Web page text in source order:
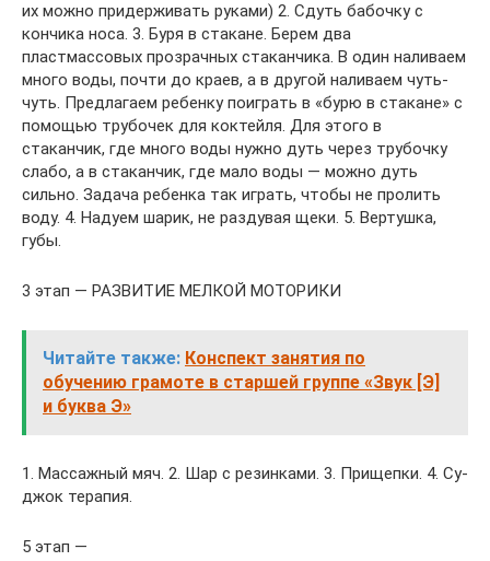
их можно придерживать руками) 2. Сдуть бабочку с
кончика носа. 3. Буря в стакане. Берем два
пластмассовых прозрачных стаканчика. В один наливаем
много воды, почти до краев, а в другой наливаем чуть-
чуть. Предлагаем ребенку поиграть в «бурю в стакане» с
помощью трубочек для коктейля. Для этого в
стаканчик, где много воды нужно дуть через трубочку
слабо, а в стаканчик, где мало воды — можно дуть
сильно. Задача ребенка так играть, чтобы не пролить
воду. 4. Надуем шарик, не раздувая щеки. 5. Вертушка,
губы.
3 этап — РАЗВИТИЕ МЕЛКОЙ МОТОРИКИ
Читайте также: Конспект занятия по
обучению грамоте в старшей группе «Звук [Э]
и буква Э»
1. Массажный мяч. 2. Шар с резинками. 3. Прищепки. 4. Су-
джок терапия.
5 этап —